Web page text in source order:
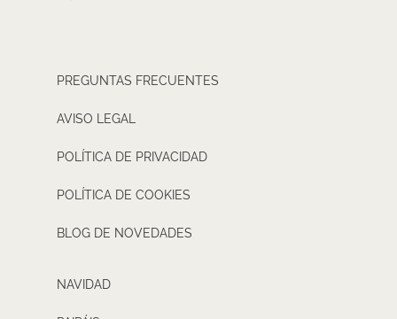
PREGUNTAS FRECUENTES
AVISO LEGAL
POLÍTICA DE PRIVACIDAD
POLÍTICA DE COOKIES
BLOG DE NOVEDADES
NAVIDAD